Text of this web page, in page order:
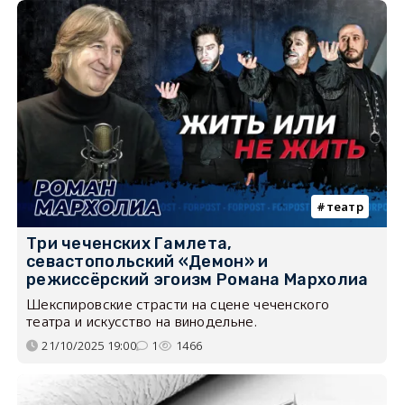
театр
Три чеченских Гамлета,
севастопольский «Демон» и
режиссёрский эгоизм Романа Мархолиа
Шекспировские страсти на сцене чеченского
театра и искусство на винодельне.
21/10/2025 19:00 1 1466